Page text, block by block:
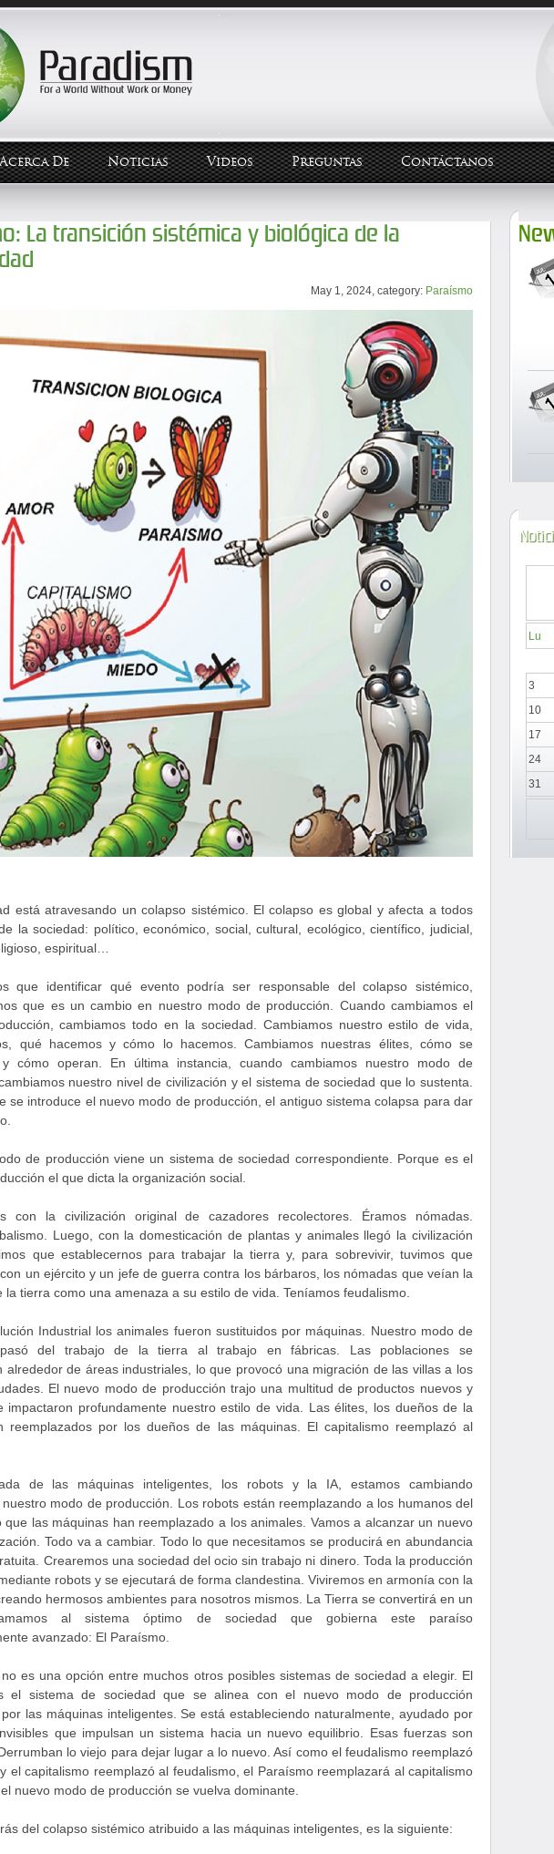
Acerca De Noticias Videos Preguntas Contáctanos
La transición sistémica y biológica de la
May 1, 2024, category: Paraísmo
está atravesando un colapso sistémico. El colapso es global y afecta a todos
la sociedad: político, económico, social, cultural, ecológico, científico, judicial,
espiritual…
que identificar qué evento podría ser responsable del colapso sistémico,
que es un cambio en nuestro modo de producción. Cuando cambiamos el
cambiamos todo en la sociedad. Cambiamos nuestro estilo de vida,
qué hacemos y cómo lo hacemos. Cambiamos nuestras élites, cómo se
y cómo operan. En última instancia, cuando cambiamos nuestro modo de
nuestro nivel de civilización y el sistema de sociedad que lo sustenta.
se introduce el nuevo modo de producción, el antiguo sistema colapsa para dar
de producción viene un sistema de sociedad correspondiente. Porque es el
el que dicta la organización social.
con la civilización original de cazadores recolectores. Éramos nómadas.
Luego, con la domesticación de plantas y animales llegó la civilización
que establecernos para trabajar la tierra y, para sobrevivir, tuvimos que
un ejército y un jefe de guerra contra los bárbaros, los nómadas que veían la
la tierra como una amenaza a su estilo de vida. Teníamos feudalismo.
Industrial los animales fueron sustituidos por máquinas. Nuestro modo de
pasó del trabajo de la tierra al trabajo en fábricas. Las poblaciones se
alrededor de áreas industriales, lo que provocó una migración de las villas a los
El nuevo modo de producción trajo una multitud de productos nuevos y
impactaron profundamente nuestro estilo de vida. Las élites, los dueños de la
reemplazados por los dueños de las máquinas. El capitalismo reemplazó al
de las máquinas inteligentes, los robots y la IA, estamos cambiando
modo de producción. Los robots están reemplazando a los humanos del
que las máquinas han reemplazado a los animales. Vamos a alcanzar un nuevo
Todo va a cambiar. Todo lo que necesitamos se producirá en abundancia
Crearemos una sociedad del ocio sin trabajo ni dinero. Toda la producción
robots y se ejecutará de forma clandestina. Viviremos en armonía con la
hermosos ambientes para nosotros mismos. La Tierra se convertirá en un
al sistema óptimo de sociedad que gobierna este paraíso
avanzado: El Paraísmo.
es una opción entre muchos otros posibles sistemas de sociedad a elegir. El
el sistema de sociedad que se alinea con el nuevo modo de producción
las máquinas inteligentes. Se está estableciendo naturalmente, ayudado por
que impulsan un sistema hacia un nuevo equilibrio. Esas fuerzas son
lo viejo para dejar lugar a lo nuevo. Así como el feudalismo reemplazó
el capitalismo reemplazó al feudalismo, el Paraísmo reemplazará al capitalismo
nuevo modo de producción se vuelva dominante.
del colapso sistémico atribuido a las máquinas inteligentes, es la siguiente:
Lu
3
10
17
24
31